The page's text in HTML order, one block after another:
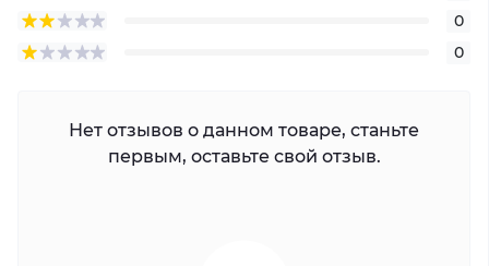
0
0
Нет отзывов о данном товаре, станьте
первым, оставьте свой отзыв.